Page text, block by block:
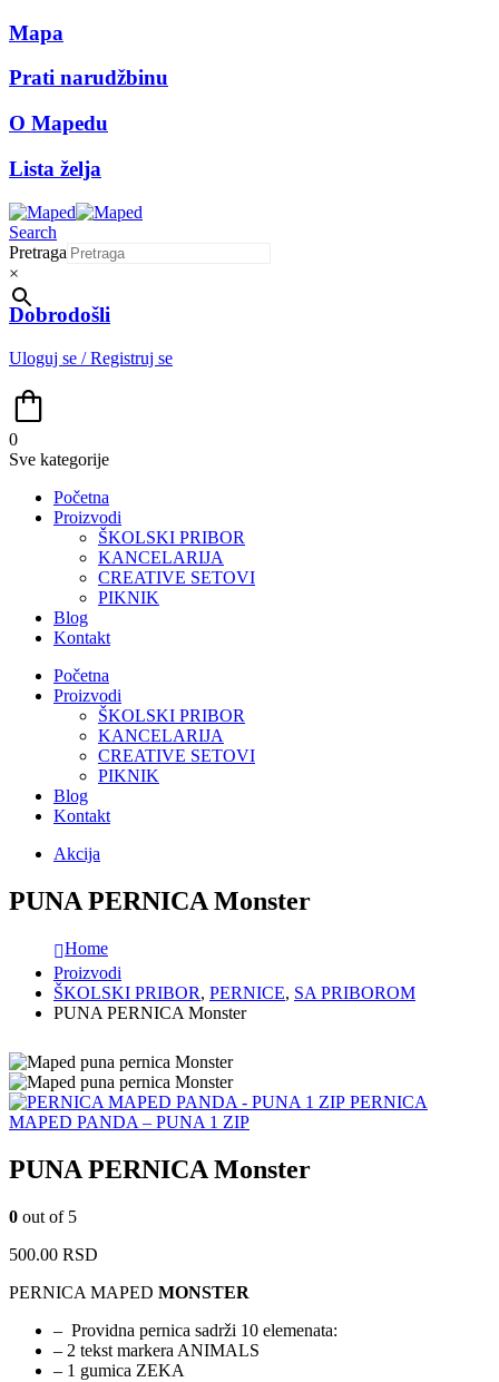
Mapa
Prati narudžbinu
O Mapedu
Lista želja
Search
Pretraga
×
Dobrodošli
Uloguj se / Registruj se
0
Sve kategorije
Početna
Proizvodi
ŠKOLSKI PRIBOR
KANCELARIJA
CREATIVE SETOVI
PIKNIK
Blog
Kontakt
Početna
Proizvodi
ŠKOLSKI PRIBOR
KANCELARIJA
CREATIVE SETOVI
PIKNIK
Blog
Kontakt
Akcija
PUNA PERNICA Monster
Home
Proizvodi
ŠKOLSKI PRIBOR, PERNICE, SA PRIBOROM
PUNA PERNICA Monster
PERNICA
MAPED PANDA – PUNA 1 ZIP
PUNA PERNICA Monster
0 out of 5
500.00 RSD
PERNICA MAPED MONSTER
– Providna pernica sadrži 10 elemenata:
– 2 tekst markera ANIMALS
– 1 gumica ZEKA